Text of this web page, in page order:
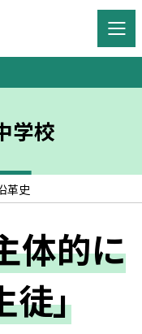
学校
革史
体的に
」